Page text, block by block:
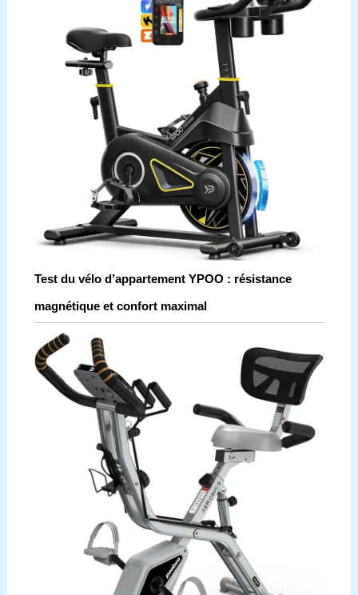
Test du vélo d’appartement YPOO : résistance
magnétique et confort maximal